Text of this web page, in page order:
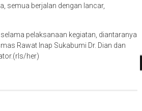
semua berjalan dengan lancar,
pelaksanaan kegiatan, diantaranya
Rawat Inap Sukabumi Dr. Dian dan
her)